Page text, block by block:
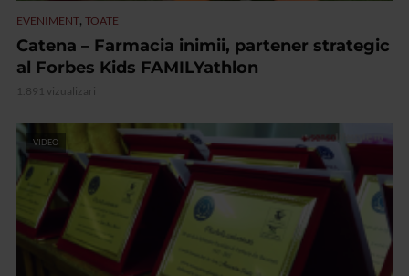
EVENIMENT, TOATE
Catena – Farmacia inimii, partener strategic
al Forbes Kids FAMILYathlon
1.891 vizualizari
VIDEO